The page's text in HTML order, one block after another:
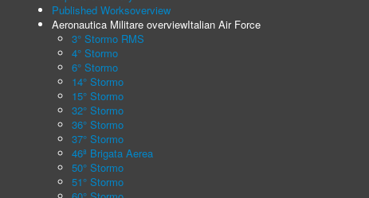
Published Worksoverview
Aeronautica Militare overviewItalian Air Force
3° Stormo RMS
4° Stormo
6° Stormo
14° Stormo
15° Stormo
32° Stormo
36° Stormo
37° Stormo
46ª Brigata Aerea
50° Stormo
51° Stormo